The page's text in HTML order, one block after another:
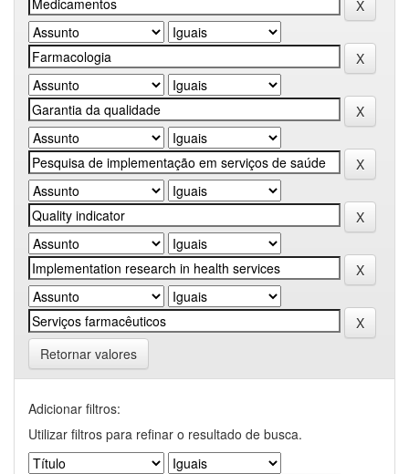
Retornar valores
Adicionar filtros:
Utilizar filtros para refinar o resultado de busca.